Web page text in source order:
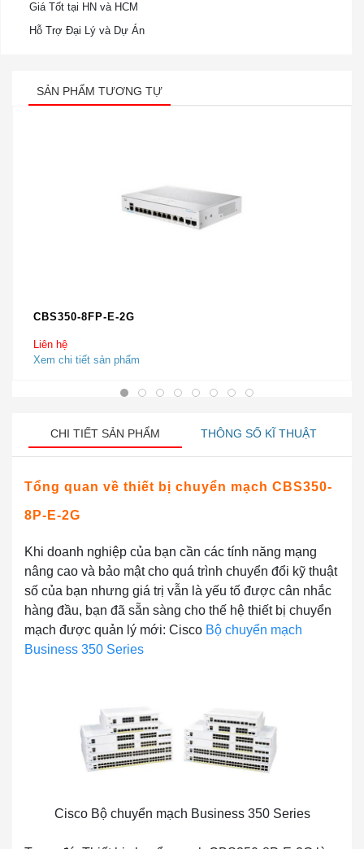
Giá Tốt tại HN và HCM
Hỗ Trợ Đại Lý và Dự Án
SẢN PHẨM TƯƠNG TỰ
CBS350-8FP-E-2G
Liên hệ
Xem chi tiết sản phẩm
CHI TIẾT SẢN PHẨM THÔNG SỐ KĨ THUẬT
Tổng quan về thiết bị chuyển mạch CBS350-
8P-E-2G
Khi doanh nghiệp của bạn cần các tính năng mạng
nâng cao và bảo mật cho quá trình chuyển đổi kỹ thuật
số của bạn nhưng giá trị vẫn là yếu tố được cân nhắc
hàng đầu, bạn đã sẵn sàng cho thế hệ thiết bị chuyển
mạch được quản lý mới: Cisco Bộ chuyển mạch
Business 350 Series
Cisco Bộ chuyển mạch Business 350 Series